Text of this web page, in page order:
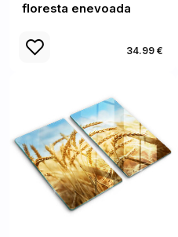
floresta enevoada
34.99 €